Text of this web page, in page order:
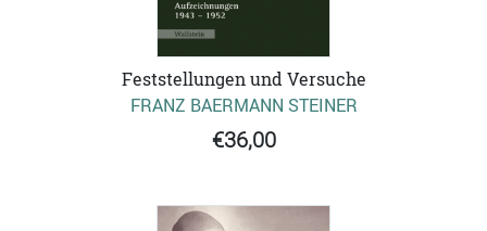
Feststellungen und Versuche
FRANZ BAERMANN STEINER
€36,00